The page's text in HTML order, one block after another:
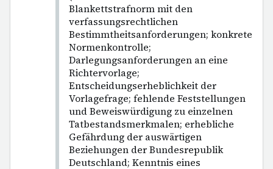
Blankettstrafnorm mit den
verfassungsrechtlichen
Bestimmtheitsanforderungen; konkrete
Normenkontrolle;
Darlegungsanforderungen an eine
Richtervorlage;
Entscheidungserheblichkeit der
Vorlagefrage; fehlende Feststellungen
und Beweiswürdigung zu einzelnen
Tatbestandsmerkmalen; erhebliche
Gefährdung der auswärtigen
Beziehungen der Bundesrepublik
Deutschland; Kenntnis eines